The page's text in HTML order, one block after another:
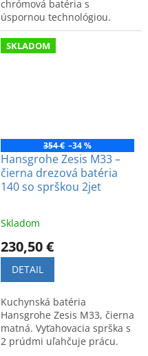
chrómová batéria s
úspornou technológiou.
Kvalitné spracovanie, vysoký
komfort, bez odtokovej
súpravy.
SKLADOM
354 € –34 %
Hansgrohe Zesis M33 –
čierna drezová batéria
140 so sprškou 2jet
Skladom
230,50 €
DETAIL
Kuchynská batéria
Hansgrohe Zesis M33, čierna
matná. Vyťahovacia sprška s
2 prúdmi uľahčuje prácu.